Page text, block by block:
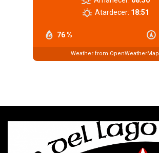
76 %
Atardecer: 18:51
Weather from OpenWeatherMap